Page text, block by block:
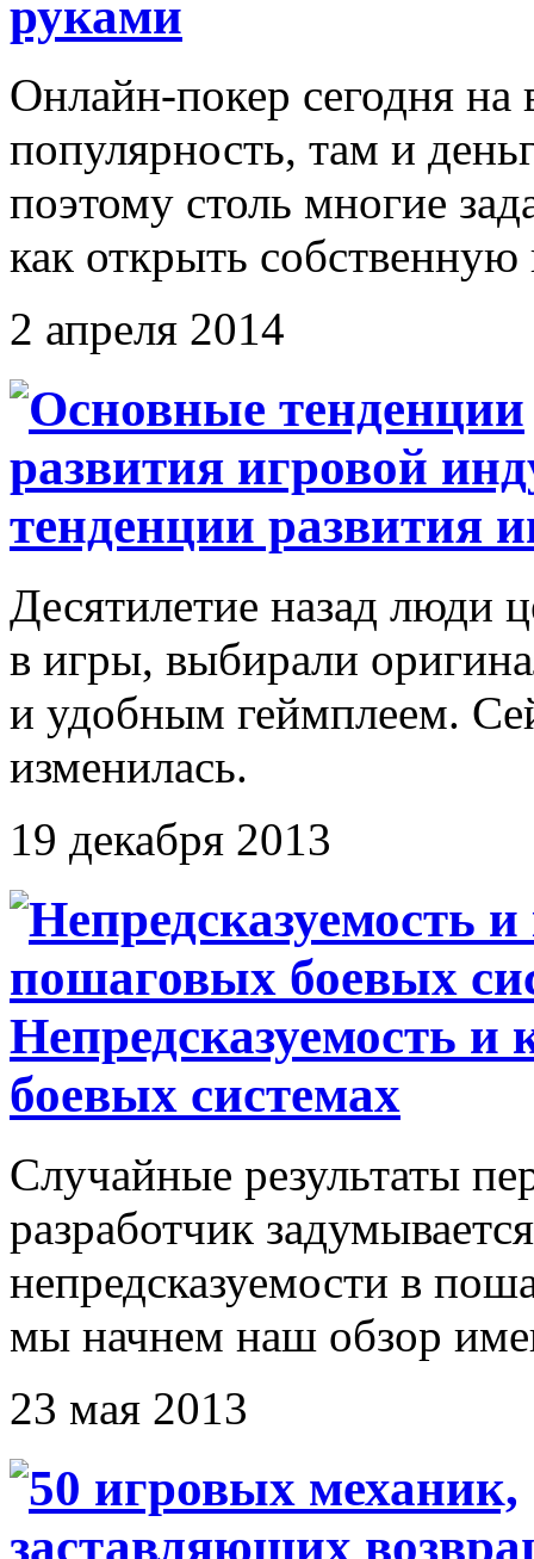
руками
Онлайн-покер сегодня на
популярность, там и
поэтому столь многие
как открыть
2 апреля 2014
тенденции развития
Десятилетие назад люди
в игры, выбирали
и удобным геймплеем.
изменилась.
19 декабря 2013
Непредсказуемость
боевых системах
Случайные результаты
разработчик
непредсказуемости в
мы начнем наш обзор
23 мая 2013